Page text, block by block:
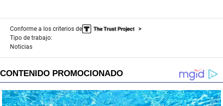
Conforme a los criterios de
Tipo de trabajo:
Noticias